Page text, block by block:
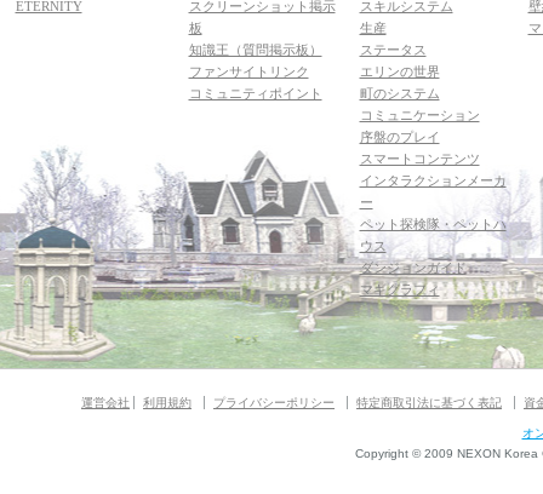
ETERNITY
スクリーンショット掲示
板
知識王（質問掲示板）
ファンサイトリンク
コミュニティポイント
スキルシステム
生産
ステータス
エリンの世界
町のシステム
コミュニケーション
序盤のプレイ
スマートコンテンツ
インタラクションメーカ
ー
ペット探検隊・ペットハ
ウス
ダンジョンガイド
マギグラフィ
運営会社 利用規約 プライバシーポリシー 特定商取引法に基づく表記 資
オ
Copyright © 2009 NEXON Korea